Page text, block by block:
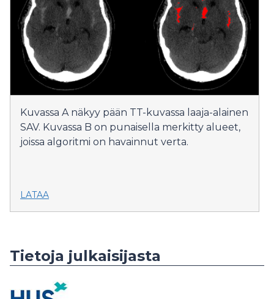
Kuvassa A näkyy pään TT-kuvassa laaja-alainen
SAV. Kuvassa B on punaisella merkitty alueet,
joissa algoritmi on havainnut verta.
LATAA
Tietoja julkaisijasta